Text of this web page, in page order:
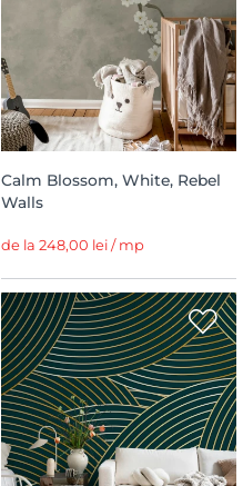
Calm Blossom, White, Rebel
Walls
de la 248,00 lei / mp